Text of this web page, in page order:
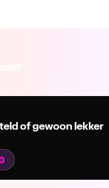
of gewoon lekker